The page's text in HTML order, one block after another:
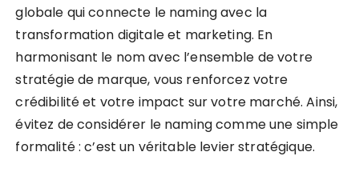
globale qui connecte le naming avec la
transformation digitale et marketing. En
harmonisant le nom avec l’ensemble de votre
stratégie de marque, vous renforcez votre
crédibilité et votre impact sur votre marché. Ainsi,
évitez de considérer le naming comme une simple
formalité : c’est un véritable levier stratégique.